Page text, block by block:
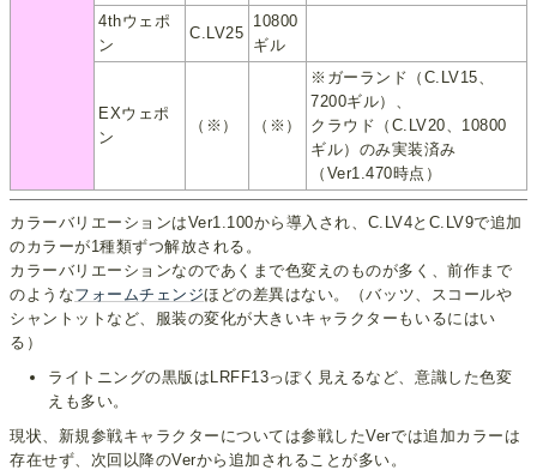
4thウェポ
ン
C.LV25
10800
ギル
EXウェポ
ン
（※） （※）
※ガーランド（C.LV15、
7200ギル）、
クラウド（C.LV20、10800
ギル）のみ実装済み
（Ver1.470時点）
カラーバリエーションはVer1.100から導入され、C.LV4とC.LV9で追加
のカラーが1種類ずつ解放される。
カラーバリエーションなのであくまで色変えのものが多く、前作まで
のようなフォームチェンジほどの差異はない。（バッツ、スコールや
シャントットなど、服装の変化が大きいキャラクターもいるにはい
る）
ライトニングの黒版はLRFF13っぽく見えるなど、意識した色変
えも多い。
現状、新規参戦キャラクターについては参戦したVerでは追加カラーは
存在せず、次回以降のVerから追加されることが多い。